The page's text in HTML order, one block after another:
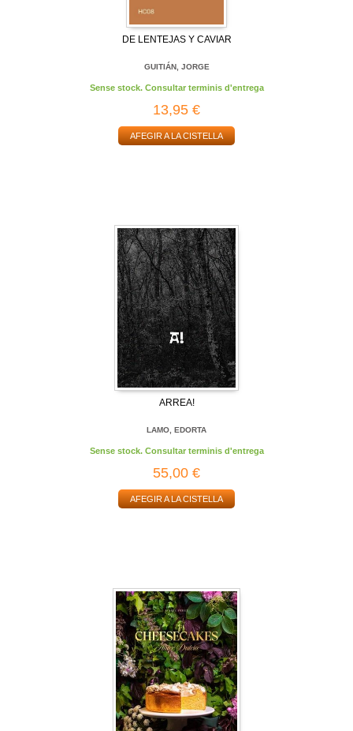
DE LENTEJAS Y CAVIAR
GUITIÁN, JORGE
Sense stock. Consultar terminis d'entrega
13,95 €
AFEGIR A LA CISTELLA
ARREA!
LAMO, EDORTA
Sense stock. Consultar terminis d'entrega
55,00 €
AFEGIR A LA CISTELLA